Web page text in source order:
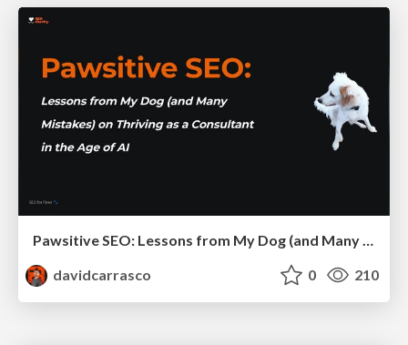
Pawsitive SEO: Lessons from My Dog (and Many Mistakes) on Thriving as a Consultant in the Age of AI
davidcarrasco
0 210